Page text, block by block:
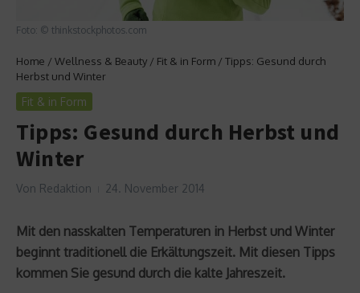
Foto: © thinkstockphotos.com
Home / Wellness & Beauty / Fit & in Form / Tipps: Gesund durch
Herbst und Winter
Fit & in Form
Tipps: Gesund durch Herbst und
Winter
Von Redaktion 24. November 2014
Mit den nasskalten Temperaturen in Herbst und Winter
beginnt traditionell die Erkältungszeit. Mit diesen Tipps
kommen Sie gesund durch die kalte Jahreszeit.